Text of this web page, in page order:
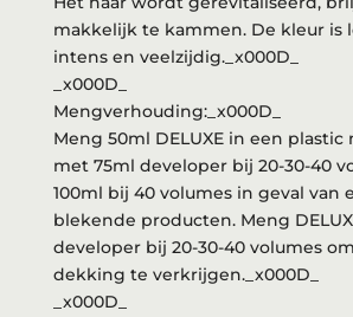
makkelijk te kammen. De kleur is
intens en veelzijdig._x000D_
_x000D_
Mengverhouding:_x000D_
Meng 50ml DELUXE in een
met 75ml developer bij 20-30-40
100ml bij 40 volumes in geval van
blekende producten. Meng
developer bij 20-30-40 volumes
dekking te verkrijgen._x000D_
_x000D_